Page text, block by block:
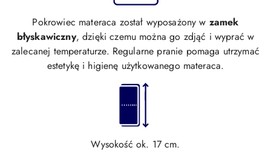
Pokrowiec materaca został wyposażony w zamek
błyskawiczny, dzięki czemu można go zdjąć i wyprać w
zalecanej temperaturze. Regularne pranie pomaga utrzymać
estetykę i higienę użytkowanego materaca.
Wysokość ok. 17 cm.